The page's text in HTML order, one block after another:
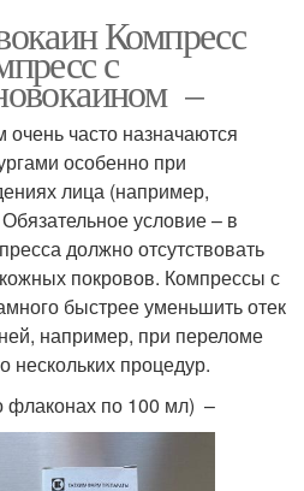
Компресс
с
–
часто назначаются
особенно при
лица (например,
условие – в
должно отсутствовать
покровов. Компрессы с
быстрее уменьшить отек
например, при переломе
нескольких процедур.
флаконах по 100 мл) –